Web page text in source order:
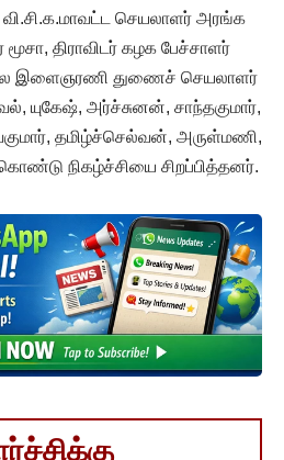
செயலாளர் அரங்க
திராவிடர் கழக பேச்சாளர்
இளைஞரணி துணைச் செயலாளர்
யுகேஷ், அர்ச்சுனன், சாந்தகுமார்,
தமிழ்ச்செல்வன், அருள்மணி,
நிகழ்ச்சியை சிறப்பித்தனர்.